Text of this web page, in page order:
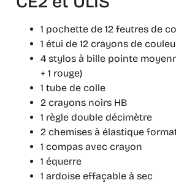
1 pochette de 12 feutres de
1 étui de 12 crayons de
4 stylos à bille pointe
+ 1 rouge)
1 tube de colle
2 crayons noirs HB
1 règle double décimètre
2 chemises à élastique
1 compas avec crayon
1 équerre
1 ardoise effaçable à sec